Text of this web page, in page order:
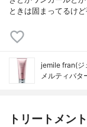
ときは固まってるけ
jemile fran(ジ
メルティバタ
トリートメン